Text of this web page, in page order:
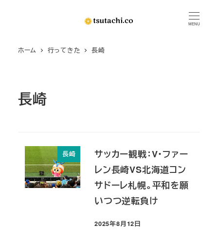
MENU
ホーム 行ってきた 長崎
長崎
長崎
サッカー観戦：V・ファー
レン長崎VS北海道コン
サドーレ札幌。平和を願
いつつ逆転負け
投稿日
2025年8月12日